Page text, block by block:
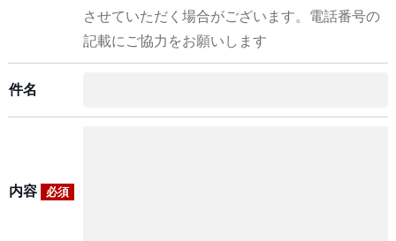
させていただく場合がございます。電話番号の
記載にご協力をお願いします
件名
内容 必須